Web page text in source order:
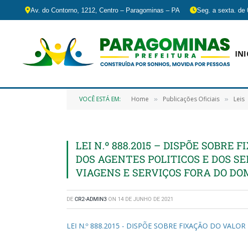
Av. do Contorno, 1212, Centro – Paragominas – PA Seg. a sexta. de
VOCÊ ESTÁ EM: Home » Publicações Oficiais » Leis
LEI N.º 888.2015 – DISPÕE SOBRE
DOS AGENTES POLITICOS E DOS
VIAGENS E SERVIÇOS FORA DO
DE CR2-ADMIN3 ON 14 DE JUNHO DE 2021
LEI N.º 888.2015 - DISPÕE SOBRE FIXAÇÃO DO